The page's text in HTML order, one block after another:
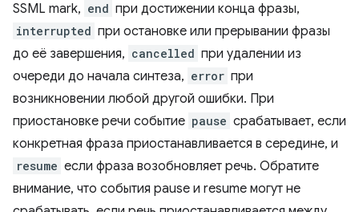
SSML mark, end при достижении конца фразы,
interrupted при остановке или прерывании фразы
до её завершения, cancelled при удалении из
очереди до начала синтеза, error при
возникновении любой другой ошибки. При
приостановке речи событие pause срабатывает, если
конкретная фраза приостанавливается в середине, и
resume если фраза возобновляет речь. Обратите
внимание, что события pause и resume могут не